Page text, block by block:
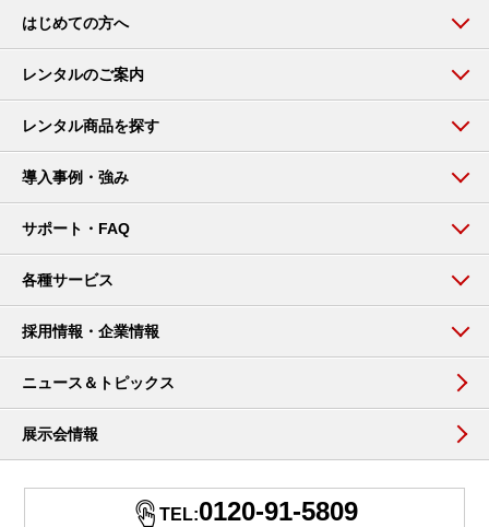
はじめての方へ
レンタルのご案内
レンタル商品を探す
導入事例・強み
サポート・FAQ
各種サービス
採用情報・企業情報
ニュース＆トピックス
展示会情報
TEL:0120-91-5809